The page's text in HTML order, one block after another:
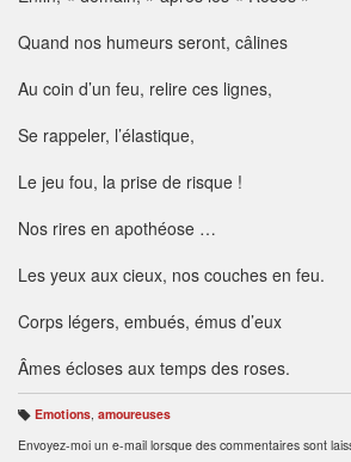
Quand nos humeurs seront, câlines
Au coin d’un feu, relire ces lignes,
Se rappeler, l’élastique,
Le jeu fou, la prise de risque !
Nos rires en apothéose …
Les yeux aux cieux, nos couches en feu.
Corps légers, embués, émus d’eux
Âmes écloses aux temps des roses.
B
ali
s
Emotions, amoureuses
Envoyez-moi un e-mail lorsque des commentaires sont